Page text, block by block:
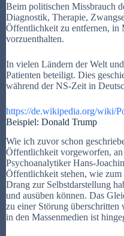
Beim politischen Missbrauch
Diagnostik, Therapie,
Öffentlichkeit zu entfernen, in
vorzuenthalten.
In vielen Ländern der Welt
Patienten beteiligt. Dies
während der NS-Zeit in
https://de.wikipedia.org/wiki/
Beispiel: Donald Trump
Wie ich zuvor schon
Öffentlichkeit vorgeworfen,
Psychoanalytiker Hans-
Öffentlichkeit stehen, wie zum
Drang zur Selbstdarstellung
und ausüben können. Das
zu einer Störung
in den Massenmedien ist